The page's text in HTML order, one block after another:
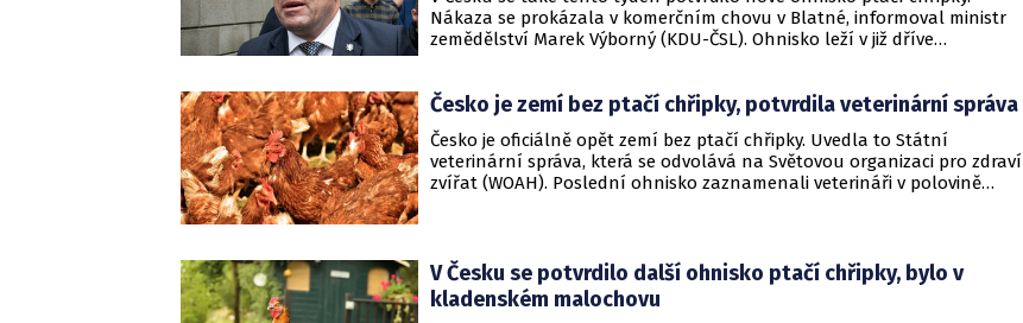
Nákaza se prokázala v komerčním chovu v Blatné, informoval ministr
zemědělství Marek Výborný (KDU-ČSL). Ohnisko leží v již dříve
Česko je zemí bez ptačí chřipky, potvrdila veterinární správa
Česko je oficiálně opět zemí bez ptačí chřipky. Uvedla to Státní
veterinární správa, která se odvolává na Světovou organizaci pro zdraví
zvířat (WOAH). Poslední ohnisko zaznamenali veterináři v polovině
V Česku se potvrdilo další ohnisko ptačí chřipky, bylo v
kladenském malochovu